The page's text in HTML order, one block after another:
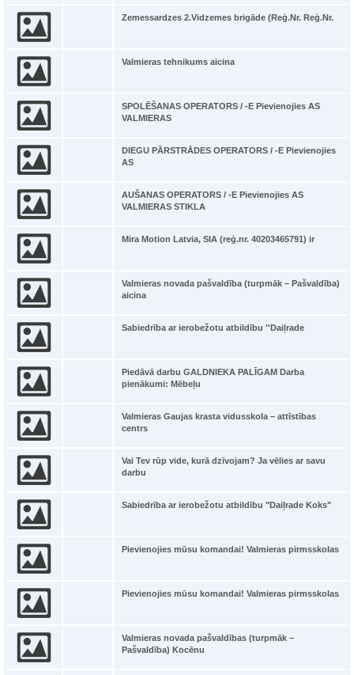
Zemessardzes 2.Vidzemes brigāde (Reģ.Nr. Reģ.Nr.
Valmieras tehnikums aicina
SPOLĒŠANAS OPERATORS / -E Pievienojies AS
VALMIERAS
DIEGU PĀRSTRĀDES OPERATORS / -E Pievienojies
AS
AUŠANAS OPERATORS / -E Pievienojies AS
VALMIERAS STIKLA
Mira Motion Latvia, SIA (reģ.nr. 40203465791) ir
Valmieras novada pašvaldība (turpmāk – Pašvaldība)
aicina
Sabiedrība ar ierobežotu atbildību ''Daiļrade
Piedāvā darbu GALDNIEKA PALĪGAM Darba
pienākumi: Mēbeļu
Valmieras Gaujas krasta vidusskola – attīstības
centrs
Vai Tev rūp vide, kurā dzīvojam? Ja vēlies ar savu
darbu
Sabiedrība ar ierobežotu atbildību "Daiļrade Koks"
Pievienojies mūsu komandai! Valmieras pirmsskolas
Pievienojies mūsu komandai! Valmieras pirmsskolas
Valmieras novada pašvaldības (turpmāk –
Pašvaldība) Kocēnu